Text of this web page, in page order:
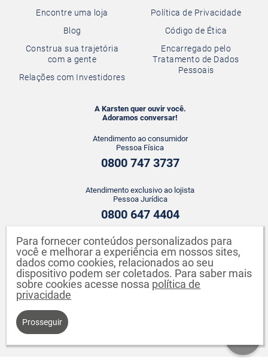
Encontre uma loja
Blog
Construa sua trajetória
com a gente
Relações com Investidores
Política de Privacidade
Código de Ética
Encarregado pelo
Tratamento de Dados
Pessoais
ATENDIMENTO WHATSAPP
+55 43 3142-2149
A Karsten quer ouvir você.
Adoramos conversar!
Atendimento ao consumidor
Pessoa Física
0800 747 3737
Atendimento exclusivo ao lojista
Pessoa Jurídica
0800 647 4404
Karsten S.A. CNPJ: 82.640.558/0001-04. Endereço: Rua Johann Karsten,
Para fornecer conteúdos personalizados para
você e melhorar a experiência em nossos sites,
dados como cookies, relacionados ao seu
dispositivo podem ser coletados. Para saber mais
sobre cookies acesse nossa política de
privacidade
Prosseguir